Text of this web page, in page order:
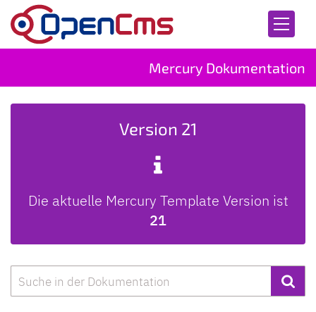
Zum Inhalt springen
Mercury Dokumentation
Version 21
Die aktuelle Mercury Template Version ist
21
Suche